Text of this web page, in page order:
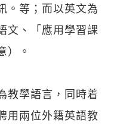
。等；而以英文為
文、「應用學習課
）。
教學語言，同時着
用兩位外籍英語教